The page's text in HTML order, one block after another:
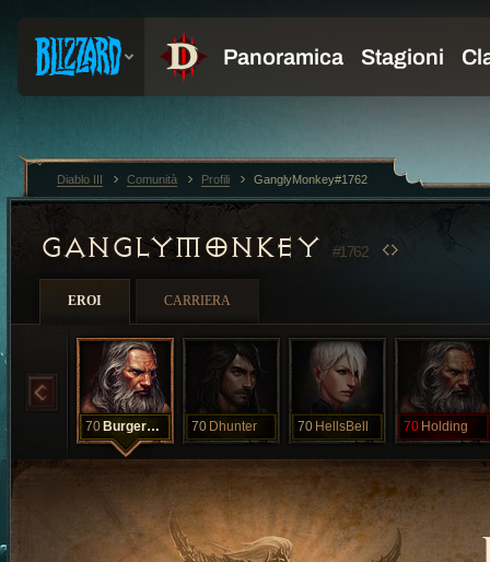
GANGLYMONKEY #1762
EROI CARRIERA
70 BurgerDreams 70 Dhunter 70 HellsBell 70 Holding
Diablo III Comunità Profili GanglyMonkey#1762